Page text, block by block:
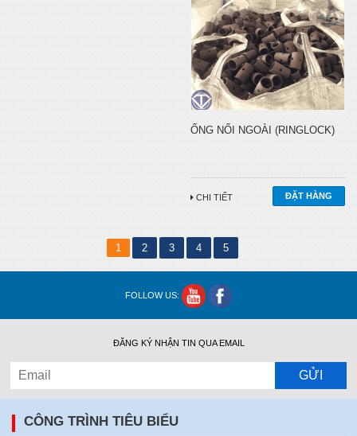
ỐNG NỐI NGOÀI (RINGLOCK)
CHI TIẾT
1 2 3 4 5
FOLLOW US:
ĐĂNG KÝ NHẬN TIN QUA EMAIL
CÔNG TRÌNH TIÊU BIỂU